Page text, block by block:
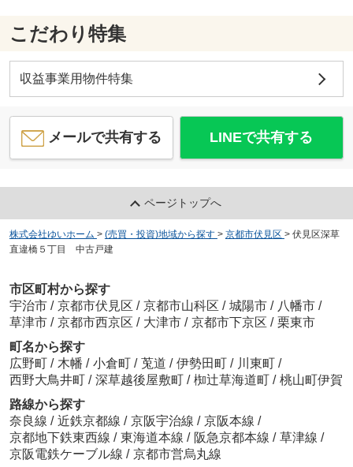
こだわり特集
収益事業用物件特集
メールで共有する LINEで共有する
ページトップへ
株式会社ゆいホーム > (売買・投資)地域から探す > 京都市伏見区 > 伏見区深草
直違橋５丁目 中古戸建
市区町村から探す
宇治市 / 京都市伏見区 / 京都市山科区 / 城陽市 / 八幡市 /
草津市 / 京都市西京区 / 大津市 / 京都市下京区 / 栗東市
町名から探す
広野町 / 木幡 / 小倉町 / 莵道 / 伊勢田町 / 川東町 /
西野大鳥井町 / 深草越後屋敷町 / 椥辻草海道町 / 桃山町伊賀
路線から探す
奈良線 / 近鉄京都線 / 京阪宇治線 / 京阪本線 /
京都地下鉄東西線 / 東海道本線 / 阪急京都本線 / 草津線 /
京阪電鉄ケーブル線 / 京都市営烏丸線